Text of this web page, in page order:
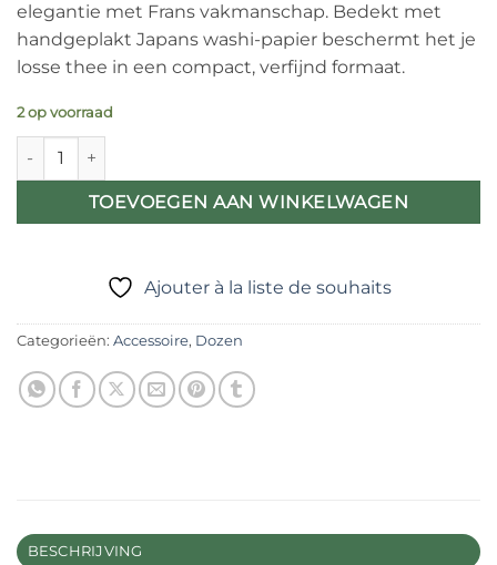
elegantie met Frans vakmanschap. Bedekt met
handgeplakt Japans washi-papier beschermt het je
losse thee in een compact, verfijnd formaat.
2 op voorraad
Arida Japans theeblik – Handgemaakt washipapier en
TOEVOEGEN AAN WINKELWAGEN
Ajouter à la liste de souhaits
Categorieën: Accessoire, Dozen
BESCHRIJVING